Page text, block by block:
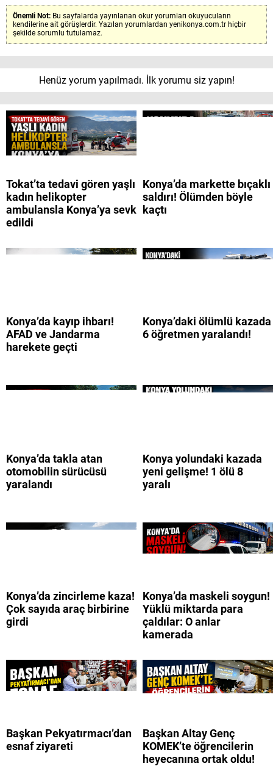
Önemli Not: Bu sayfalarda yayınlanan okur yorumları okuyucuların
kendilerine ait görüşlerdir. Yazılan yorumlardan yenikonya.com.tr hiçbir
şekilde sorumlu tutulamaz.
Henüz yorum yapılmadı. İlk yorumu siz yapın!
Tokat’ta tedavi gören yaşlı
kadın helikopter
ambulansla Konya’ya sevk
edildi
Konya’da markette bıçaklı
saldırı! Ölümden böyle
kaçtı
Konya’da kayıp ihbarı!
AFAD ve Jandarma
harekete geçti
Konya’daki ölümlü kazada
6 öğretmen yaralandı!
Konya’da takla atan
otomobilin sürücüsü
yaralandı
Konya yolundaki kazada
yeni gelişme! 1 ölü 8
yaralı
Konya’da zincirleme kaza!
Çok sayıda araç birbirine
girdi
Konya’da maskeli soygun!
Yüklü miktarda para
çaldılar: O anlar
kamerada
Başkan Pekyatırmacı’dan
esnaf ziyareti
Başkan Altay Genç
KOMEK’te öğrencilerin
heyecanına ortak oldu!